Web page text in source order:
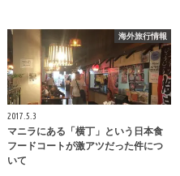
海外旅行情報
2017.5.3
マニラにある「横丁」という日本食
フードコートが激アツだった件につ
いて